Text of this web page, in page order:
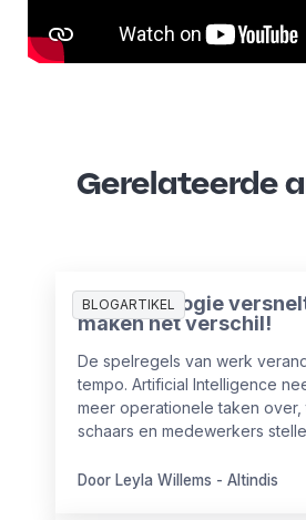
Gerelateerde
BLOGARTIKEL
AI-technologie
maken het verschil!
De spelregels van werk
tempo. Artificial Intelligence
meer operationele taken over,
schaars en medewerkers
betekent dat een
Door Leyla Willems - Altindis